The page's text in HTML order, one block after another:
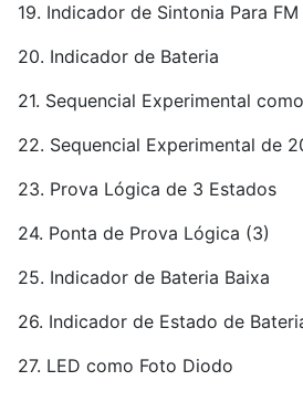
19. Indicador de Sintonia Para FM
20. Indicador de Bateria
21. Sequencial Experimental
22. Sequencial Experimental de
23. Prova Lógica de 3 Estados
24. Ponta de Prova Lógica (3)
25. Indicador de Bateria Baixa
26. Indicador de Estado de
27. LED como Foto Diodo